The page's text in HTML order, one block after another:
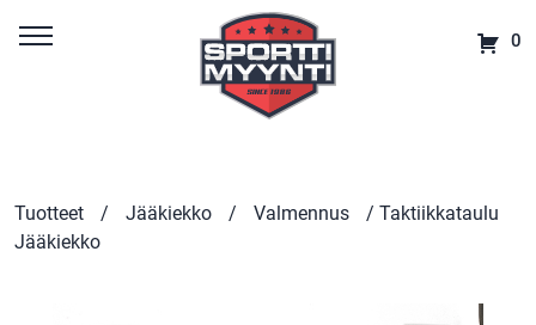
0
Tuotteet / Jääkiekko / Valmennus
/ Taktiikkataulu
Jääkiekko